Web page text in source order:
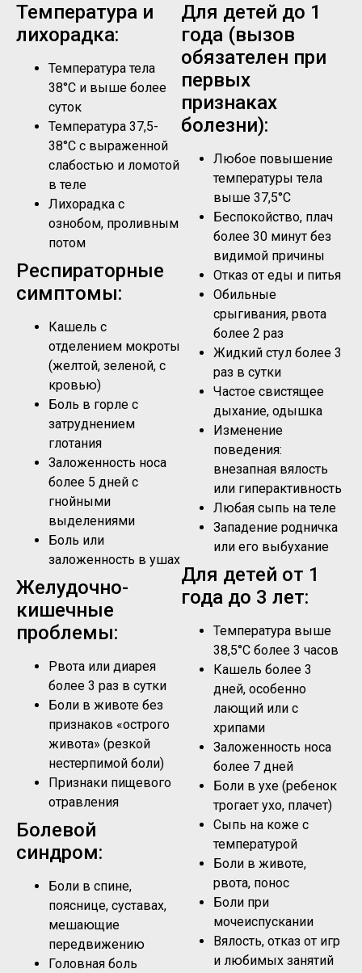
Температура и
лихорадка:
Температура тела
38°C и выше более
суток
Температура 37,5-
38°C с выраженной
слабостью и ломотой
в теле
Лихорадка с
ознобом, проливным
потом
Респираторные
симптомы:
Кашель с
отделением мокроты
(желтой, зеленой, с
кровью)
Боль в горле с
затруднением
глотания
Заложенность носа
более 5 дней с
гнойными
выделениями
Боль или
заложенность в ушах
Желудочно-
кишечные
проблемы:
Рвота или диарея
более 3 раз в сутки
Боли в животе без
признаков «острого
живота» (резкой
нестерпимой боли)
Признаки пищевого
отравления
Болевой
синдром:
Боли в спине,
пояснице, суставах,
мешающие
передвижению
Головная боль
Для детей до 1
года (вызов
обязателен при
первых
признаках
болезни):
Любое повышение
температуры тела
выше 37,5°C
Беспокойство, плач
более 30 минут без
видимой причины
Отказ от еды и питья
Обильные
срыгивания, рвота
более 2 раз
Жидкий стул более 3
раз в сутки
Частое свистящее
дыхание, одышка
Изменение
поведения:
внезапная вялость
или гиперактивность
Любая сыпь на теле
Западение родничка
или его выбухание
Для детей от 1
года до 3 лет:
Температура выше
38,5°C более 3 часов
Кашель более 3
дней, особенно
лающий или с
хрипами
Заложенность носа
более 7 дней
Боли в ухе (ребенок
трогает ухо, плачет)
Сыпь на коже с
температурой
Боли в животе,
рвота, понос
Боли при
мочеиспускании
Вялость, отказ от игр
и любимых занятий